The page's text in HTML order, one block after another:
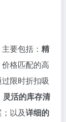
要包括： 精
格匹配的高
过限时折扣吸
灵活的库存清
以及详细的